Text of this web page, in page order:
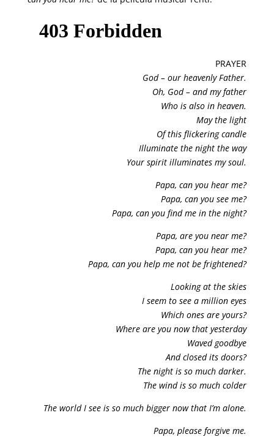
PRAYER
God – our heavenly Father.
Oh, God – and my father
Who is also in heaven.
May the light
Of this flickering candle
Illuminate the night the way
Your spirit illuminates my soul.
Papa, can you hear me?
Papa, can you see me?
Papa, can you find me in the night?
Papa, are you near me?
Papa, can you hear me?
Papa, can you help me not be frightened?
Looking at the skies
I seem to see a million eyes
Which ones are yours?
Where are you now that yesterday
Waved goodbye
And closed its doors?
The night is so much darker.
The wind is so much colder
The world I see is so much bigger now that I’m alone.
Papa, please forgive me.